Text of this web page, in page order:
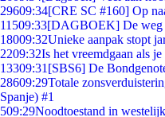
29609:34[CRE SC #160] Op
11509:33[DAGBOEK] De weg
18009:32Unieke aanpak stopt
2209:32Is het vreemdgaan als
13309:31 [SBS6] De
28609:29Totale
Spanje) #1
509:29Noodtoestand in